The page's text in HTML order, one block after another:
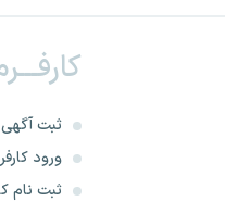
ثبت
ورود
ثبت نام